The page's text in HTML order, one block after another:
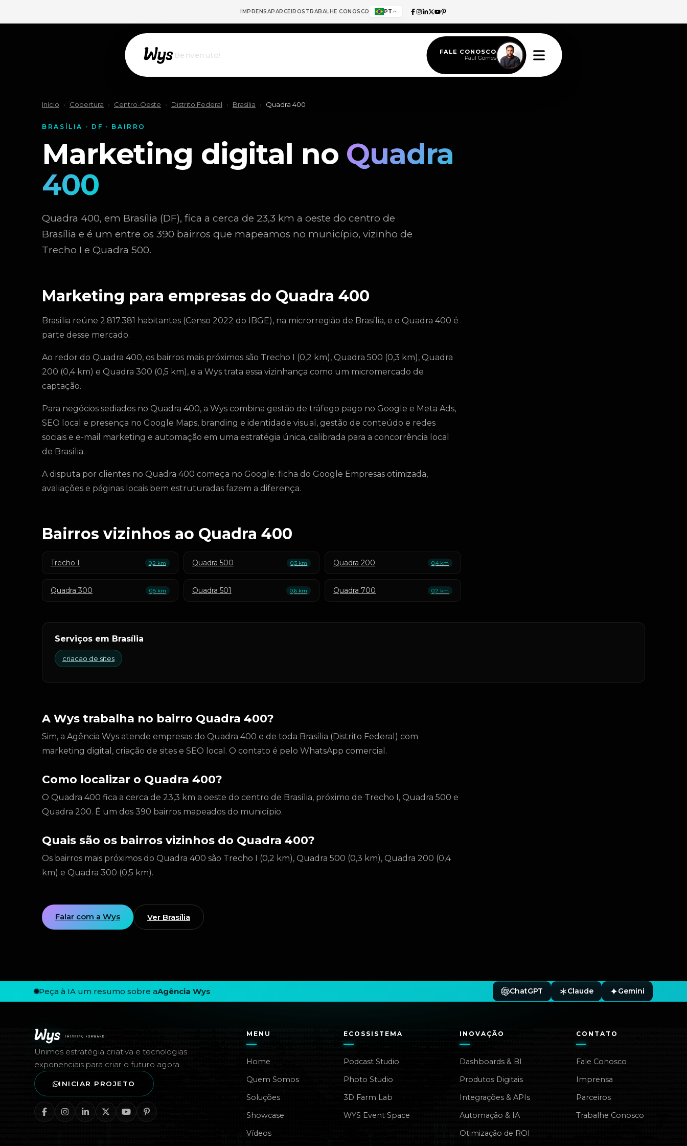
IMPRENSAPARCEIROS TRABALHE CONOSCO PT
Willkommen! FALE CONOSCO
Paul Gomes
Início › Cobertura › Centro-Oeste › Distrito Federal › Brasília › Quadra 400
BRASÍLIA · DF · BAIRRO
Marketing digital no Quadra
400
Quadra 400, em Brasília (DF), fica a cerca de 23,3 km a oeste do centro de
Brasília e é um entre os 390 bairros que mapeamos no município, vizinho de
Trecho I e Quadra 500.
Marketing para empresas do Quadra 400
Brasília reúne 2.817.381 habitantes (Censo 2022 do IBGE), na microrregião de Brasília, e o Quadra 400 é
parte desse mercado.
Ao redor do Quadra 400, os bairros mais próximos são Trecho I (0,2 km), Quadra 500 (0,3 km), Quadra
200 (0,4 km) e Quadra 300 (0,5 km), e a Wys trata essa vizinhança como um micromercado de
captação.
Para negócios sediados no Quadra 400, a Wys combina gestão de tráfego pago no Google e Meta Ads,
SEO local e presença no Google Maps, branding e identidade visual, gestão de conteúdo e redes
sociais e e-mail marketing e automação em uma estratégia única, calibrada para a concorrência local
de Brasília.
A disputa por clientes no Quadra 400 começa no Google: ficha do Google Empresas otimizada,
avaliações e páginas locais bem estruturadas fazem a diferença.
Bairros vizinhos ao Quadra 400
Trecho I 0,2 km Quadra 500 0,3 km Quadra 200 0,4 km
Quadra 300 0,5 km Quadra 501 0,6 km Quadra 700 0,7 km
Serviços em Brasília
criacao de sites
A Wys trabalha no bairro Quadra 400?
Sim, a Agência Wys atende empresas do Quadra 400 e de toda Brasília (Distrito Federal) com
marketing digital, criação de sites e SEO local. O contato é pelo WhatsApp comercial.
Como localizar o Quadra 400?
O Quadra 400 fica a cerca de 23,3 km a oeste do centro de Brasília, próximo de Trecho I, Quadra 500 e
Quadra 200. É um dos 390 bairros mapeados do município.
Quais são os bairros vizinhos do Quadra 400?
Os bairros mais próximos do Quadra 400 são Trecho I (0,2 km), Quadra 500 (0,3 km), Quadra 200 (0,4
km) e Quadra 300 (0,5 km).
Falar com a Wys Ver Brasília
Rodapé — Agência Wys
Peça à IA um resumo sobre aAgência Wys ChatGPT Claude Gemini
Unimos estratégia criativa e tecnologias
exponenciais para criar o futuro agora.
INICIAR PROJETO
MENU
Home
Quem Somos
Soluções
Showcase
Vídeos
ECOSSISTEMA
Podcast Studio
Photo Studio
3D Farm Lab
WYS Event Space
INOVAÇÃO
Dashboards & BI
Produtos Digitais
Integrações & APIs
Automação & IA
Otimização de ROI
CONTATO
Fale Conosco
Imprensa
Parceiros
Trabalhe Conosco